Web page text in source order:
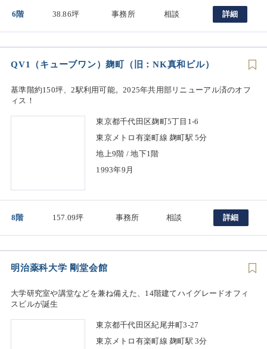
6階 38.86坪 事務所 相談 詳細
QV1（キューブワン）麹町（旧：NK真和ビル）
基準階約150坪、2駅利用可能。2025年共用部リニューアル済のオフ
ィス！
東京都千代田区麹町5丁目1-6
東京メトロ有楽町線 麹町駅 5分
地上9階 / 地下1階
1993年9月
8階 157.09坪 事務所 相談 詳細
明治薬科大学 剛堂会館
大学研究室や講堂などを兼ね備えた、14階建てハイグレードオフィ
スビルが誕生
東京都千代田区紀尾井町3-27
東京メトロ有楽町線 麹町駅 3分